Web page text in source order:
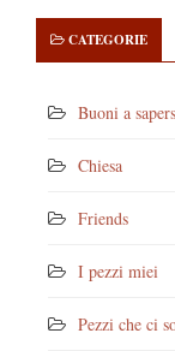
CATEGORIE
Buoni a
Chiesa
Friends
I pezzi miei
Pezzi che ci